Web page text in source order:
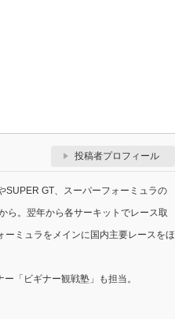
投稿者プロフィール
SUPER GT、スーパーフォーミュラの
ら。翌年から各サーキットでレース取
ミュラをメインに国内主要レースをほ
「ビギナー観戦塾」も担当。